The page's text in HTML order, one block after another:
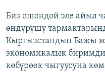
Биз ошондой эле айыл
өндүрүшү
Кыргызстандын Бажы
экономикалык
көбүрөөк чыгуусуна